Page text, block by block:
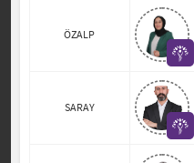
ÖZALP
SARAY